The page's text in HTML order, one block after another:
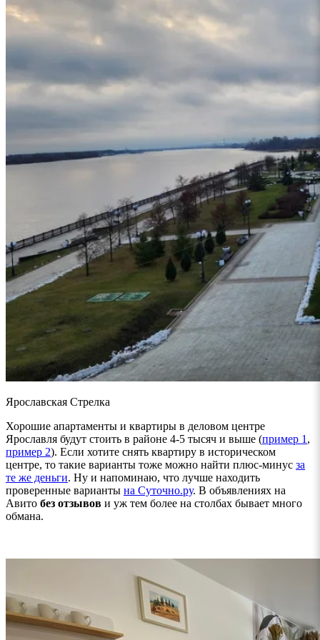
Ярославская Стрелка
Хорошие апартаменты и квартиры в деловом центре
Ярославля будут стоить в районе 4-5 тысяч и выше (пример 1,
пример 2). Если хотите снять квартиру в историческом
центре, то такие варианты тоже можно найти плюс-минус за
те же деньги. Ну и напоминаю, что лучше находить
проверенные варианты на Суточно.ру. В объявлениях на
Авито без отзывов и уж тем более на столбах бывает много
обмана.